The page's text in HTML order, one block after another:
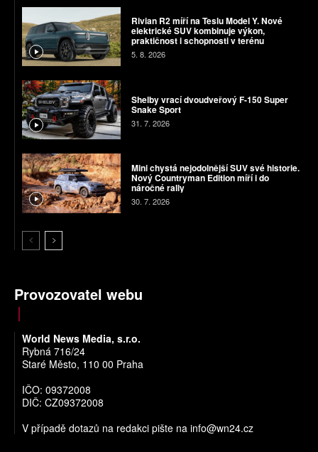
Rivian R2 míří na Teslu Model Y. Nové
elektrické SUV kombinuje výkon,
praktičnost i schopnosti v terénu
5. 8. 2026
Shelby vrací dvoudveřový F-150 Super
Snake Sport
31. 7. 2026
Mini chystá nejodolnější SUV své historie.
Nový Countryman Edition míří i do
náročné rally
30. 7. 2026
Provozovatel webu
World News Media, s.r.o.
Rybná 716/24
Staré Město, 110 00 Praha
IČO: 09372008
DIČ: CZ09372008
V případě dotazů na redakci pište na info@wn24.cz